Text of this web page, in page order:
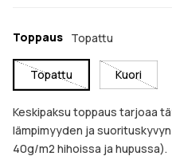
Toppaus Topattu
Topattu Kuori
Keskipaksu toppaus tarjoaa
lämpimyyden ja
40g/m2 hihoissa ja hupussa).